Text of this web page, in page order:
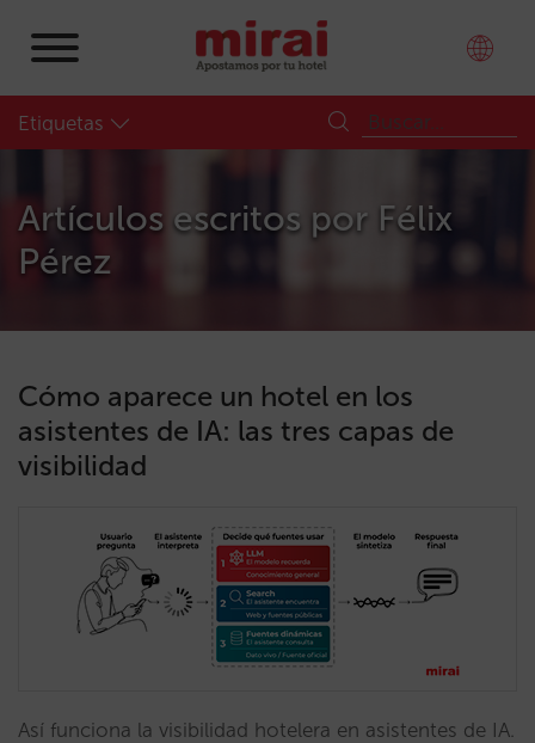
Etiquetas
Artículos escritos por Félix
Pérez
Cómo aparece un hotel en los
asistentes de IA: las tres capas de
visibilidad
Así funciona la visibilidad hotelera en asistentes de IA.